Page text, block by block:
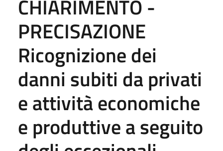
CHIARIMENTO -
PRECISAZIONE
Ricognizione dei
danni subiti da privati
e attività economiche
e produttive a seguito